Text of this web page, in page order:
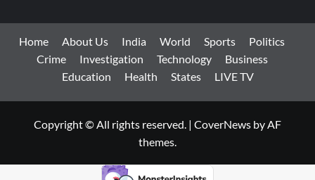
Home About Us India World Sports
Politics
Crime
Investigation Technology
Business
Education
Health States LIVE TV
Copyright © All rights reserved. | CoverNews by AF
themes.